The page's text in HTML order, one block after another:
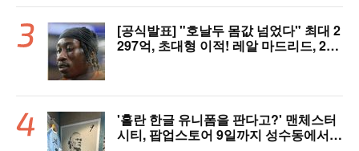
[공식발표] "호날두 몸값 넘었다" 최대 2
297억, 초대형 이적! 레알 마드리드, 21
'홀란 한글 유니폼을 판다고?' 맨체스터
시티, 팝업스토어 9일까지 성수동에서